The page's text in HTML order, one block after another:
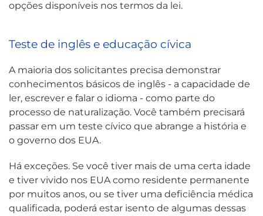
opções disponíveis nos termos da lei.
Teste de inglês e educação cívica
A maioria dos solicitantes precisa demonstrar
conhecimentos básicos de inglês - a capacidade de
ler, escrever e falar o idioma - como parte do
processo de naturalização. Você também precisará
passar em um teste cívico que abrange a história e
o governo dos EUA.
Há exceções. Se você tiver mais de uma certa idade
e tiver vivido nos EUA como residente permanente
por muitos anos, ou se tiver uma deficiência médica
qualificada, poderá estar isento de algumas dessas